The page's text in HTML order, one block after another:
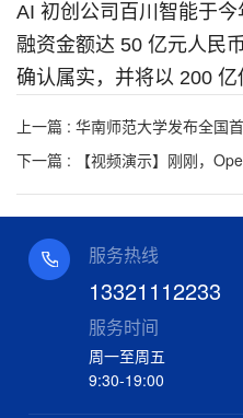
AI 初创公司百川智能于
融资金额达 50 亿元人民
确认属实，并将以 200 亿
上一篇 : 华南师范大学发布全国
下一篇 : 【视频演示】刚刚，
服务热线
13321112233
服务时间
周一至周五
9:30-19:00